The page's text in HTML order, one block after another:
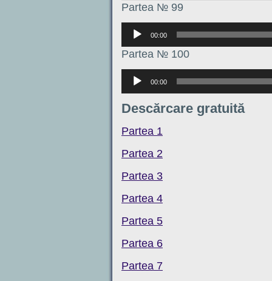
Partea № 99
Аудиоплеер
00:00
Partea № 100
Аудиоплеер
00:00
Descărcare gratuită
Partea 1
Partea 2
Partea 3
Partea 4
Partea 5
Partea 6
Partea 7